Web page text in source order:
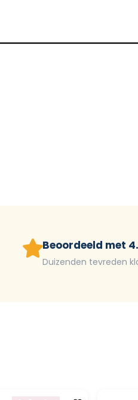
Beoordeeld met
Duizenden tevreden